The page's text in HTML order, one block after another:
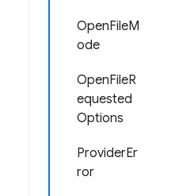
OpenFileM
ode
OpenFileR
equested
Options
ProviderEr
ror